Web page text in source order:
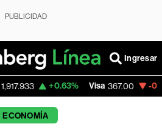
PUBLICIDAD
Ingresar
Visa 367.00 -0.94%
ECONOMÍA